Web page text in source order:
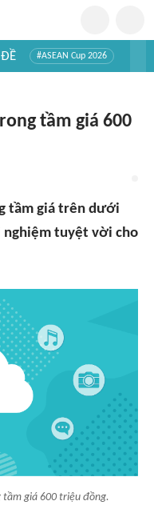
#ASEAN Cup 2026
tầm giá 600
tầm giá trên dưới
tuyệt vời cho
tầm giá 600 triệu đồng.